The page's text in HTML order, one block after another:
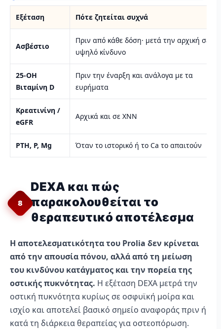
Εξέταση Πότε ζητείται συχνά
Ασβέστιο
Πριν από κάθε δόση· μετά την αρχική σε
υψηλό κίνδυνο
25-OH
Βιταμίνη D
Πριν την έναρξη και ανάλογα με τα
ευρήματα
Κρεατινίνη /
eGFR
Αρχικά και σε ΧΝΝ
PTH, P, Mg Όταν το ιστορικό ή το Ca το απαιτούν
8
DEXA και πώς
παρακολουθείται το
θεραπευτικό αποτέλεσμα
Η αποτελεσματικότητα του Prolia δεν κρίνεται
από την απουσία πόνου, αλλά από τη μείωση
του κινδύνου κατάγματος και την πορεία της
οστικής πυκνότητας. Η εξέταση DEXA μετρά την
οστική πυκνότητα κυρίως σε οσφυϊκή μοίρα και
ισχίο και αποτελεί βασικό σημείο αναφοράς πριν ή
κατά τη διάρκεια θεραπείας για οστεοπόρωση.